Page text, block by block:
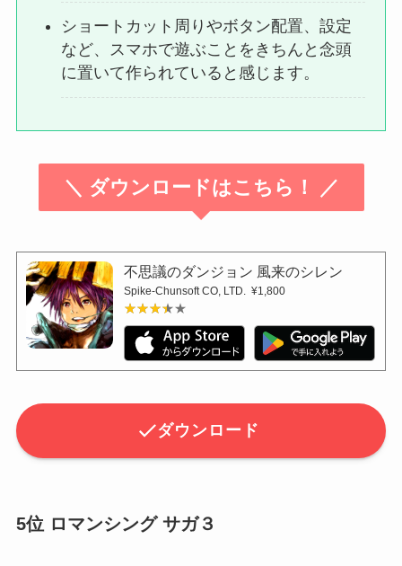
ショートカット周りやボタン配置、設定
など、スマホで遊ぶことをきちんと念頭
に置いて作られていると感じます。
＼ ダウンロードはこちら！ ／
不思議のダンジョン 風来のシレン
Spike-Chunsoft CO, LTD. ¥1,800
★★★★★
★★★★★
ダウンロード
5位 ロマンシング サガ３